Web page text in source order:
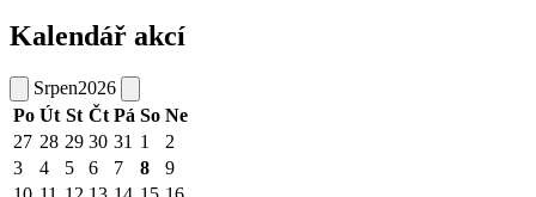
Kalendář akcí
Srpen2026
Po Út St Čt Pá So Ne
27 28 29 30 31 1
2
3
4 5 6 7 8
9